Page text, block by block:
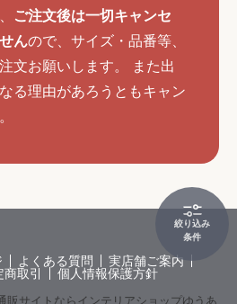
絞り込み
条件
ご注文後は一切キャンセ
んので、サイズ・品番等、
文お願いします。 また出
る理由があろうともキャン
よくある質問
実店舗ご案内
取引 個人情報保護方針
販サイトならインテリアショップゆうあ